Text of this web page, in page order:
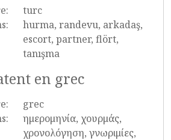
turc
hurma, randevu, arkadaş,
escort, partner, flört,
tanışma
en grec
grec
ημερομηνία, χουρμάς,
χρονολόγηση, γνωριμίες,